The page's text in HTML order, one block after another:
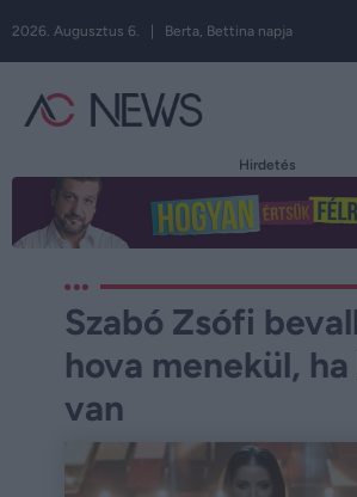
2026. Augusztus 6. | Berta, Bettina napja
Hirdetés
Szabó Zsófi
hova menekül,
van